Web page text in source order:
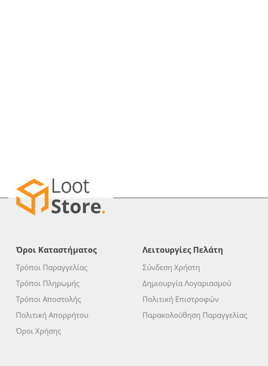
Όροι Καταστήματος
Τρόποι Παραγγελίας
Τρόποι Πληρωμής
Τρόποι Αποστολής
Πολιτική Απορρήτου
Όροι Χρήσης
Λειτουργίες Πελάτη
Σύνδεση Χρήστη
Δημιουργία Λογαριασμού
Πολιτική Επιστροφών
Παρακολούθηση Παραγγελίας